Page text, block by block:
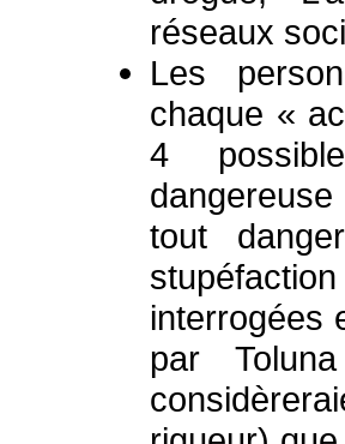
réseaux
Les
chaque «
4
tout
interrogées
par